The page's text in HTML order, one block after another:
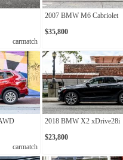
carmatch
2007 BMW M6 Cabriolet
$35,800
carmatch
2018 BMW X2 xDrive28i
$23,800